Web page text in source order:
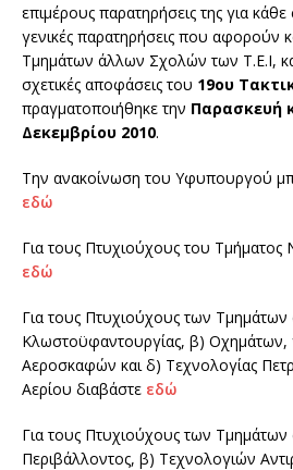
επιμέρους παρατηρήσεις της για
γενικές παρατηρήσεις που αφορούν
Τμημάτων άλλων Σχολών των Τ.Ε.Ι,
σχετικές αποφάσεις του 19ου
πραγματοποιήθηκε την Παρασκευή
Δεκεμβρίου 2010.
Την ανακοίνωση του Υφυπουργού
εδώ
Για τους Πτυχιούχους του Τμήματος
εδώ
Για τους Πτυχιούχους των Τμημάτων
Κλωστοϋφαντουργίας, β) Οχημάτων,
Αεροσκαφών και δ) Τεχνολογίας
Αερίου διαβάστε εδώ
Για τους Πτυχιούχους των Τμημάτων
Περιβάλλοντος, β) Τεχνολογιών